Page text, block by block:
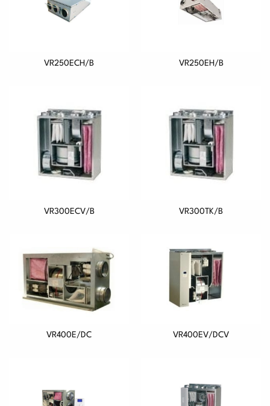
VR250ECH/B VR250EH/B
VR300ECV/B VR300TK/B
VR400E/DC VR400EV/DCV